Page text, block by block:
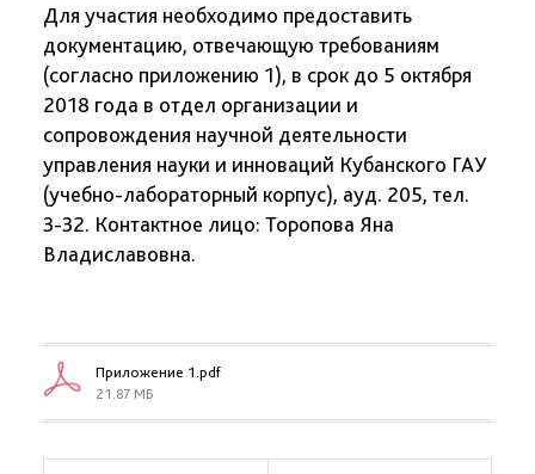
Для участия необходимо предоставить
документацию, отвечающую требованиям
(согласно приложению 1), в срок до 5 октября
2018 года в отдел организации и
сопровождения научной деятельности
управления науки и инноваций Кубанского ГАУ
(учебно-лабораторный корпус), ауд. 205, тел.
3-32. Контактное лицо: Торопова Яна
Владиславовна.
Приложение 1.pdf
21.87 МБ